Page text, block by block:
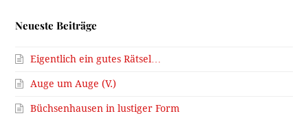
Neueste Beiträge
Eigentlich ein gutes Rätsel…
Auge um Auge (V.)
Büchsenhausen in lustiger Form